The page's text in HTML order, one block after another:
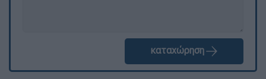
καταχώρηση